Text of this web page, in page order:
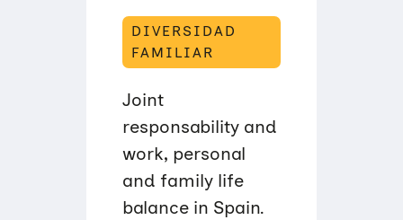
R
S
O
N
Y
F
A
M
I
L
I
A
DIVERSIDAD
FAMILIAR
Joint
responsability and
work, personal
and family life
balance in Spain.